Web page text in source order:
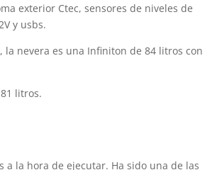
exterior Ctec, sensores de niveles de
y usbs.
la nevera es una Infiniton de 84 litros con
litros.
la hora de ejecutar. Ha sido una de las